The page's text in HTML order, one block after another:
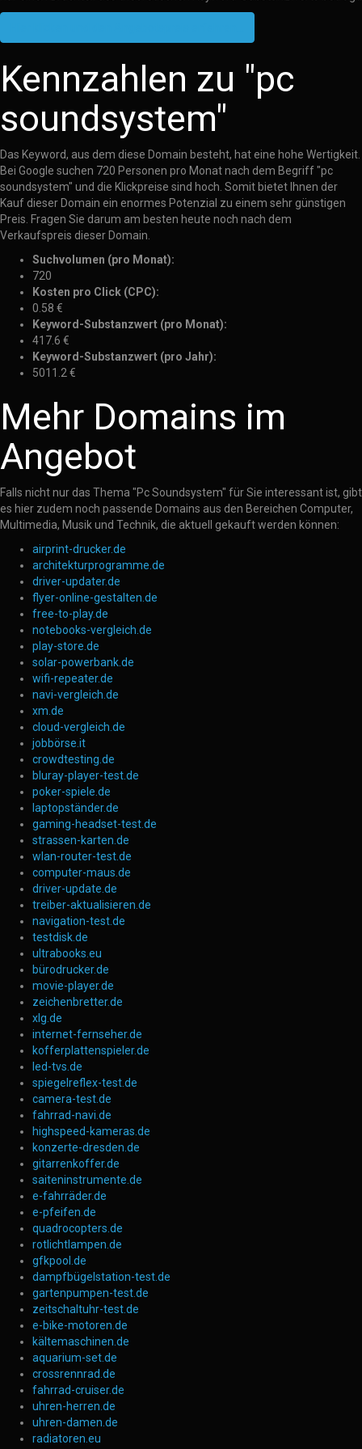
Kennzahlen zu "pc
soundsystem"
Das Keyword, aus dem diese Domain besteht, hat eine hohe Wertigkeit.
Bei Google suchen 720 Personen pro Monat nach dem Begriff "pc
soundsystem" und die Klickpreise sind hoch. Somit bietet Ihnen der
Kauf dieser Domain ein enormes Potenzial zu einem sehr günstigen
Preis. Fragen Sie darum am besten heute noch nach dem
Verkaufspreis dieser Domain.
Suchvolumen (pro Monat):
720
Kosten pro Click (CPC):
0.58 €
Keyword-Substanzwert (pro Monat):
417.6 €
Keyword-Substanzwert (pro Jahr):
5011.2 €
Mehr Domains im
Angebot
Falls nicht nur das Thema "Pc Soundsystem" für Sie interessant ist, gibt
es hier zudem noch passende Domains aus den Bereichen Computer,
Multimedia, Musik und Technik, die aktuell gekauft werden können:
airprint-drucker.de
architekturprogramme.de
driver-updater.de
flyer-online-gestalten.de
free-to-play.de
notebooks-vergleich.de
play-store.de
solar-powerbank.de
wifi-repeater.de
navi-vergleich.de
xm.de
cloud-vergleich.de
jobbörse.it
crowdtesting.de
bluray-player-test.de
poker-spiele.de
laptopständer.de
gaming-headset-test.de
strassen-karten.de
wlan-router-test.de
computer-maus.de
driver-update.de
treiber-aktualisieren.de
navigation-test.de
testdisk.de
ultrabooks.eu
bürodrucker.de
movie-player.de
zeichenbretter.de
xlg.de
internet-fernseher.de
kofferplattenspieler.de
led-tvs.de
spiegelreflex-test.de
camera-test.de
fahrrad-navi.de
highspeed-kameras.de
konzerte-dresden.de
gitarrenkoffer.de
saiteninstrumente.de
e-fahrräder.de
e-pfeifen.de
quadrocopters.de
rotlichtlampen.de
gfkpool.de
dampfbügelstation-test.de
gartenpumpen-test.de
zeitschaltuhr-test.de
e-bike-motoren.de
kältemaschinen.de
aquarium-set.de
crossrennrad.de
fahrrad-cruiser.de
uhren-herren.de
uhren-damen.de
radiatoren.eu